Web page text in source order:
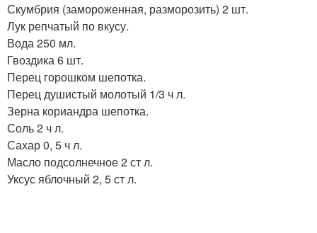
Скумбрия (замороженная, разморозить) 2 шт.
Лук репчатый по вкусу.
Вода 250 мл.
Гвоздика 6 шт.
Перец горошком шепотка.
Перец душистый молотый 1/3 ч л.
Зерна кориандра шепотка.
Соль 2 ч л.
Сахар 0, 5 ч л.
Масло подсолнечное 2 ст л.
Уксус яблочный 2, 5 ст л.